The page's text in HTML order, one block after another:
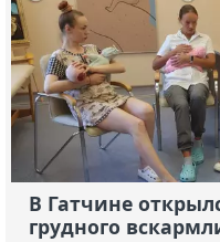
В Гатчине
грудного